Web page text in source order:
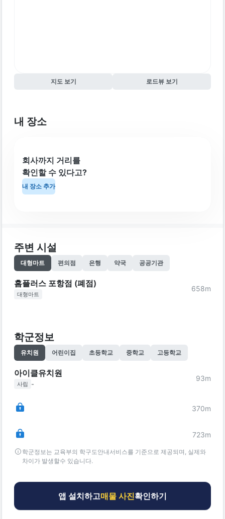
지도 보기 로드뷰 보기
내 장소
회사까지 거리를
확인할 수 있다고?
내 장소 추가
주변 시설
대형마트 편의점 은행 약국 공공기관
홈플러스 포항점 (폐점)
대형마트
658m
학군정보
유치원 어린이집 초등학교 중학교 고등학교
아이클유치원
사립 -
93m
370m
723m
학군정보는 교육부의 학구도안내서비스를 기준으로 제공되며, 실제와
차이가 발생할수 있습니다.
앱 설치하고매물 사진확인하기